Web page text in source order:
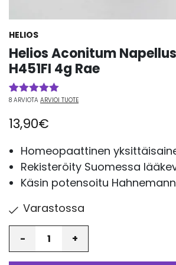
HELIOS
Helios Aconitum
H451FI 4g Rae
Arvio5.00
perustuen
8
asiakkaan
8 ARVIOTA ARVIOI TUOTE
13,90€
Homeopaattinen
Rekisteröity Suomessa
Käsin potensoitu
Varastossa